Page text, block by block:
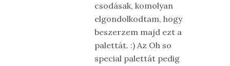
csodásak, komolyan
elgondolkodtam, hogy
beszerzem majd ezt a
palettát. :) Az Oh so
special palettát pedig